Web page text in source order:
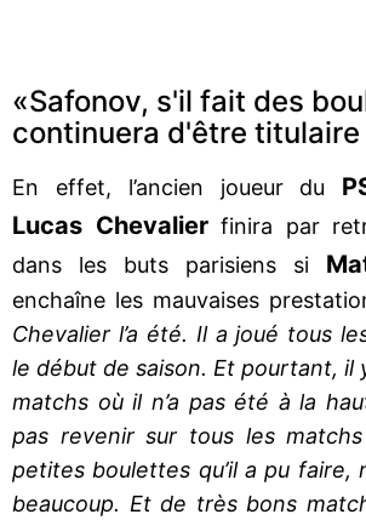
«Safonov, s'il fait des
continuera d'être titulaire
En effet, l’ancien joueur du
Lucas Chevalier finira par
dans les buts parisiens si
enchaîne les mauvaises
Chevalier l’a été. Il a joué tous
le début de saison. Et pourtant, il
matchs où il n’a pas été à la
pas revenir sur tous les
petites boulettes qu’il a pu faire,
beaucoup. Et de très bons